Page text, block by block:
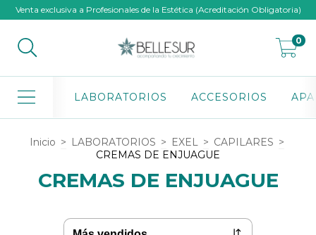
Venta exclusiva a Profesionales de la Estética (Acreditación Obligatoria)
0
LABORATORIOS ACCESORIOS
Inicio > LABORATORIOS > EXEL > CAPILARES >
CREMAS DE ENJUAGUE
CREMAS DE ENJUAGUE